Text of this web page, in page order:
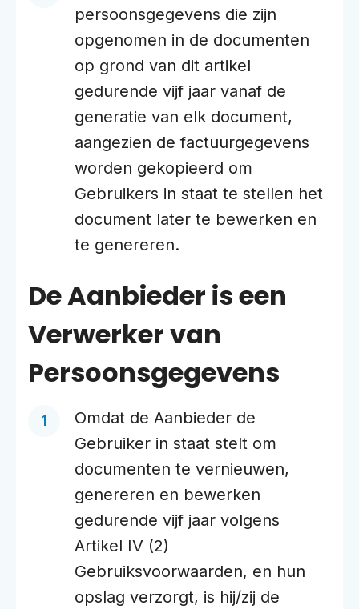
persoonsgegevens die zijn
opgenomen in de documenten
op grond van dit artikel
gedurende vijf jaar vanaf de
generatie van elk document,
aangezien de factuurgegevens
worden gekopieerd om
Gebruikers in staat te stellen het
document later te bewerken en
te genereren.
De Aanbieder is een
Verwerker van
Persoonsgegevens
Omdat de Aanbieder de
Gebruiker in staat stelt om
documenten te vernieuwen,
genereren en bewerken
gedurende vijf jaar volgens
Artikel IV (2)
Gebruiksvoorwaarden, en hun
opslag verzorgt, is hij/zij de